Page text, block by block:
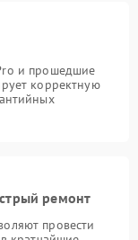
и прошедшие
корректную
ремонт
провести